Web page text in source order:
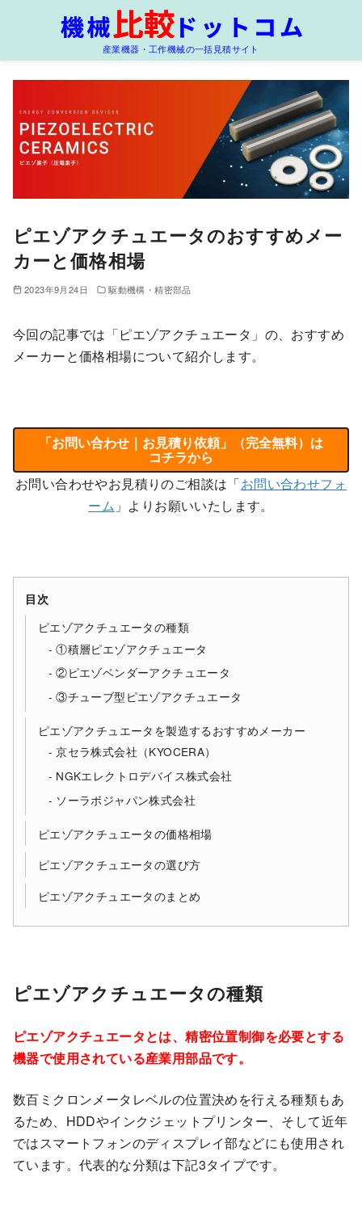
産業機器・工作機械の一括見積サイト
ピエゾアクチュエータのおすすめメー
カーと価格相場
2023年9月24日 駆動機構・精密部品
今回の記事では「ピエゾアクチュエータ」の、おすすめ
メーカーと価格相場について紹介します。
「お問い合わせ｜お見積り依頼」（完全無料）は
コチラから
お問い合わせやお見積りのご相談は「お問い合わせフォ
ーム 」よりお願いいたします。
目次
ピエゾアクチュエータの種類
①積層ピエゾアクチュエータ
②ピエゾベンダーアクチュエータ
③チューブ型ピエゾアクチュエータ
ピエゾアクチュエータを製造するおすすめメーカー
京セラ株式会社（KYOCERA）
NGKエレクトロデバイス株式会社
ソーラボジャパン株式会社
ピエゾアクチュエータの価格相場
ピエゾアクチュエータの選び方
ピエゾアクチュエータのまとめ
ピエゾアクチュエータの種類
ピエゾアクチュエータとは、精密位置制御を必要とする
機器で使用されている産業用部品です。
数百ミクロンメータレベルの位置決めを行える種類もあ
るため、HDDやインクジェットプリンター、そして近年
ではスマートフォンのディスプレイ部などにも使用され
ています。代表的な分類は下記3タイプです。